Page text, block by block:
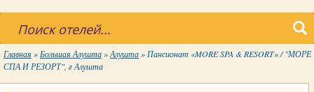
Главная » Большая Алушта »Алушта » Пансионат «MORE SPA & RESORT» / "МОРЕ
СПА И РЕЗОРТ", г Алушта